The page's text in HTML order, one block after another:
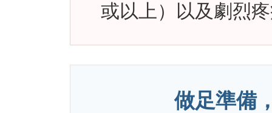
或以上）以及劇烈
做足準備